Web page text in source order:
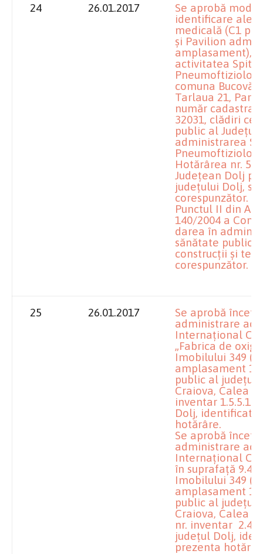
24 26.01.2017
Se aprobă
identificare ale
medicală (C1
şi Pavilion
amplasament),
activitatea
comuna
Tarlaua 21,
număr
32031, clădiri ce
public al
administrarea
Hotărârea nr.
Judeţean Dolj
judeţului Dolj,
corespunzător.
Punctul II din
140/2004 a
darea în
sănătate
construcţii şi
corespunzător.
25 26.01.2017
Se aprobă
administrare
Internaţional
„Fabrica de
Imobilului 349
amplasament 1,
public al
Craiova, Calea
inventar
Dolj, identificată
hotărâre.
Se aprobă
administrare
Internaţional
în suprafaţă
Imobilului 349
amplasament 1,
public al
Craiova, Calea
nr. inventar
judeţul Dolj,
prezenta